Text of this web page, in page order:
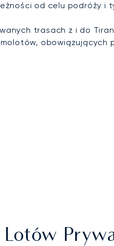
od celu podróży i
trasach z i do
obowiązujących
Lotów